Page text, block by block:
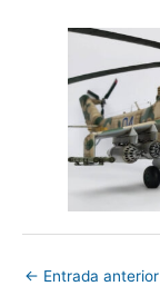
← Entrada anterior